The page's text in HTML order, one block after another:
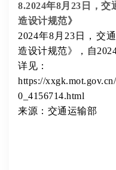
8.2024年8月23日，
造设计规范》
2024年8月23日，交
造设计规范》，自
详见：
https://
0_4156714.html
来源：交通运输部